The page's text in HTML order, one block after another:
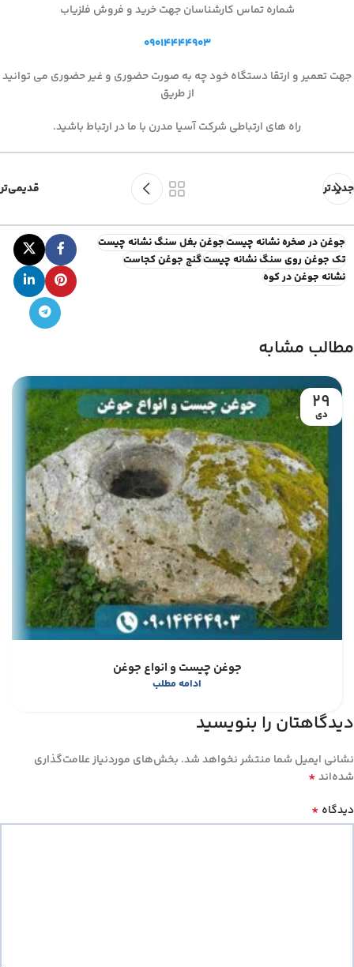
شماره تماس کارشناسان جهت خرید و فروش فلزیاب
۰۹۰۱۴۴۴۴۹۰۳
جهت تعمیر و ارتقا دستگاه خود چه به صورت حضوری و غیر حضوری می توانید
از طریق
راه های ارتباطی شرکت آسیا مدرن با ما در ارتباط باشید.
جدیدتر قدیمی‌تر
جوغن در صخره نشانه چیستجوغن بغل سنگ نشانه چیست
تک جوغن روی سنگ نشانه چیستگنج جوغن کجاست
نشانه جوغن در کوه
مطالب مشابه
29
دی
جوغن چیست و انواع جوغن
ادامه مطلب
دیدگاهتان را بنویسید
نشانی ایمیل شما منتشر نخواهد شد. بخش‌های موردنیاز علامت‌گذاری
شده‌اند*
دیدگاه *